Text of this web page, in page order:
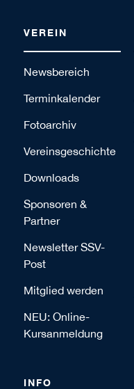
VEREIN
Newsbereich
Terminkalender
Fotoarchiv
Vereinsgeschichte
Downloads
Sponsoren &
Partner
Newsletter SSV-
Post
Mitglied werden
NEU: Online-
Kursanmeldung
INFO